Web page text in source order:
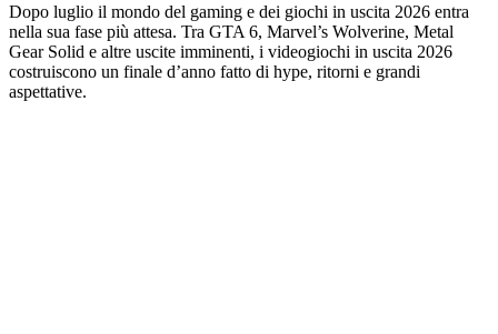
Dopo luglio il mondo del gaming e dei giochi in uscita 2026 entra
nella sua fase più attesa. Tra GTA 6, Marvel’s Wolverine, Metal
Gear Solid e altre uscite imminenti, i videogiochi in uscita 2026
costruiscono un finale d’anno fatto di hype, ritorni e grandi
aspettative.